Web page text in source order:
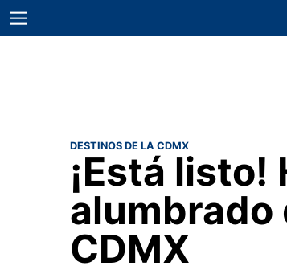
DESTINOS DE LA CDMX
¡Está
alumbrado
CDMX